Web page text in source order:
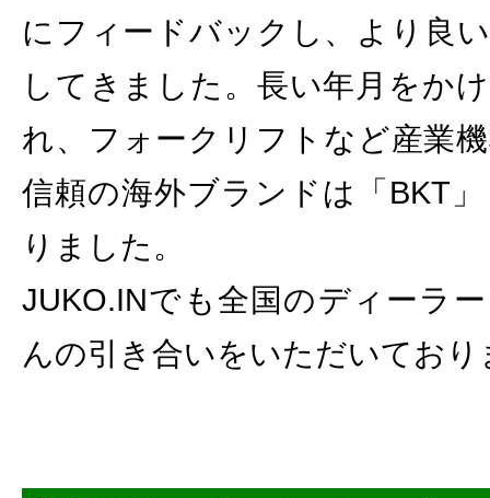
にフィードバックし、より良
してきました。長い年月をか
れ、フォークリフトなど産業
信頼の海外ブランドは「BKT
りました。
JUKO.INでも全国のディーラ
んの引き合いをいただいており